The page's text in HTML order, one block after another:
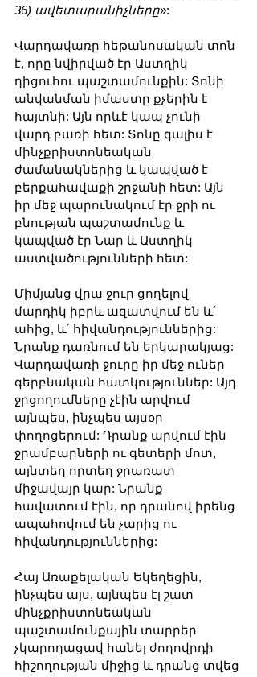
36) ավետարանիչները»:
Վարդավառը հեթանոսական տոն
է, որը նվիրված էր Աստղիկ
դիցուհու պաշտամունքին: Տոնի
անվանման իմաստը քչերին է
հայտնի: Այն որևէ կապ չունի
վարդ բառի հետ: Տոնը գալիս է
մինչքրիստոնեական
ժամանակներից և կապված է
բերքահավաքի շրջանի հետ: Այն
իր մեջ պարունակում էր ջրի ու
բնության պաշտամունք և
կապված էր Նար և Աստղիկ
աստվածությունների հետ:
Միմյանց վրա ջուր ցողելով
մարդիկ իբրև ազատվում են և՛
ահից, և՛ հիվանդություններից:
Նրանք դառնում են երկարակյաց:
Վարդավառի ջուրը իր մեջ ուներ
գերբնական հատկություններ: Այդ
ջրցողումները չէին արվում
այնպես, ինչպես այսօր
փողոցերում: Դրանք արվում էին
ջրամբարների ու գետերի մոտ,
այնտեղ որտեղ ջրառատ
միջավայր կար: Նրանք
հավատում էին, որ դրանով իրենց
ապահովում են չարից ու
հիվանդություններից:
Հայ Առաքելական Եկեղեցին,
ինչպես այս, այնպես էլ շատ
մինչքրիստոնեական
պաշտամունքային տարրեր
չկարողացավ հանել ժողովրդի
հիշողության միջից և դրանց տվեց